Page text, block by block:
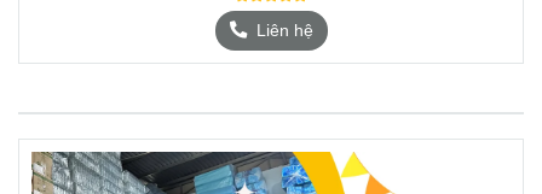
Liên hệ